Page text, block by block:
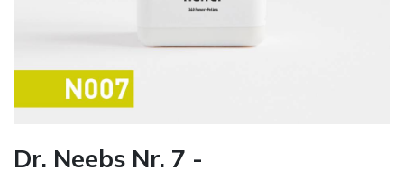
Dr. Neebs Nr. 7 -